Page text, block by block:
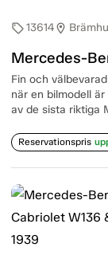
sell13614location_on
Mercedes-
Fin och
när en bilmodell
av de sista riktiga
Reservationspris